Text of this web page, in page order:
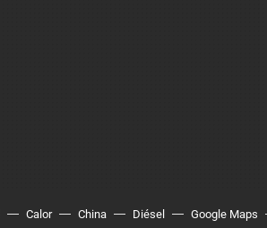
Calor China Diésel Google Maps